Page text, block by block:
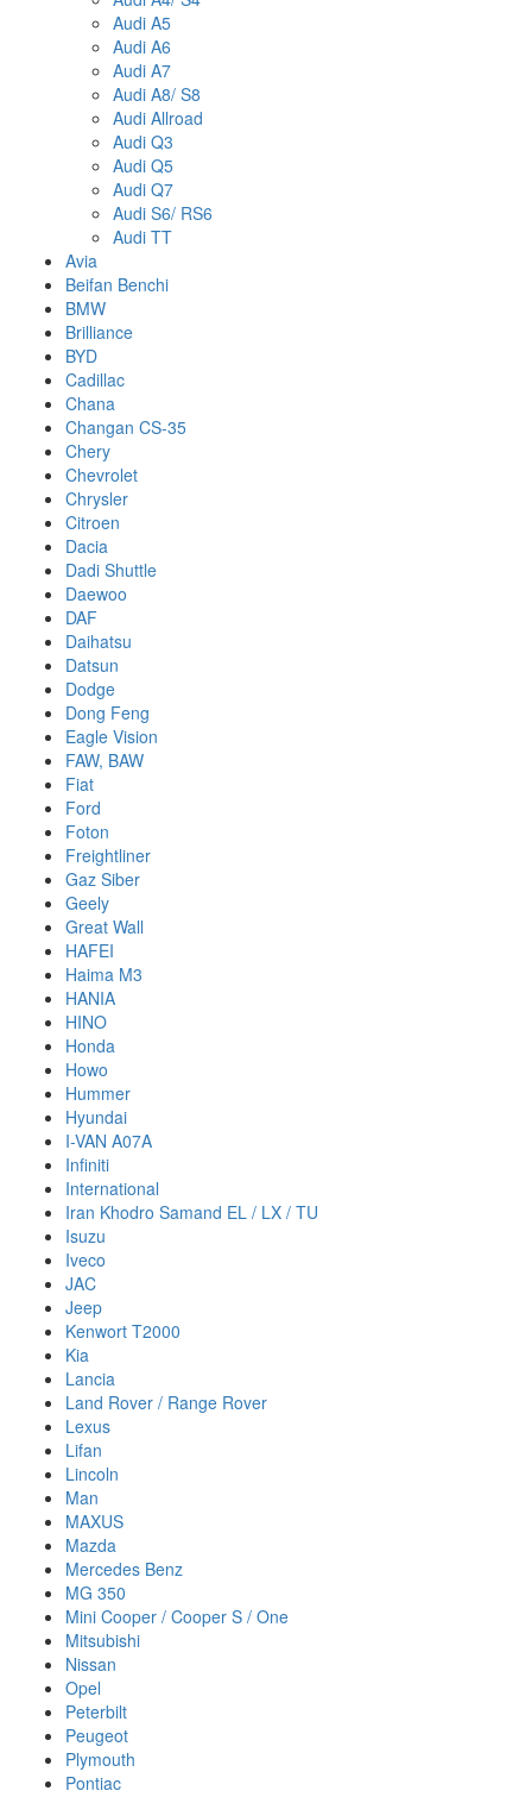
Audi A5
Audi A6
Audi A7
Audi A8/ S8
Audi Allroad
Audi Q3
Audi Q5
Audi Q7
Audi S6/ RS6
Audi TT
Avia
Beifan Benchi
BMW
Brilliance
BYD
Cadillac
Chana
Changan CS-35
Chery
Chevrolet
Chrysler
Citroen
Dacia
Dadi Shuttle
Daewoo
DAF
Daihatsu
Datsun
Dodge
Dong Feng
Eagle Vision
FAW, BAW
Fiat
Ford
Foton
Freightliner
Gaz Siber
Geely
Great Wall
HAFEI
Haima M3
HANIA
HINO
Honda
Howo
Hummer
Hyundai
I-VAN A07A
Infiniti
International
Iran Khodro Samand EL / LX / TU
Isuzu
Iveco
JAC
Jeep
Kenwort T2000
Kia
Lancia
Land Rover / Range Rover
Lexus
Lifan
Lincoln
Man
MAXUS
Mazda
Mercedes Benz
MG 350
Mini Cooper / Cooper S / One
Mitsubishi
Nissan
Opel
Peterbilt
Peugeot
Plymouth
Pontiac